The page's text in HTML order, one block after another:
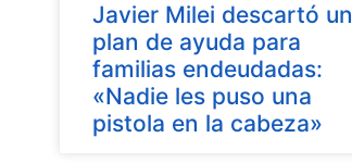
Javier Milei descartó un
plan de ayuda para
familias endeudadas:
«Nadie les puso una
pistola en la cabeza»